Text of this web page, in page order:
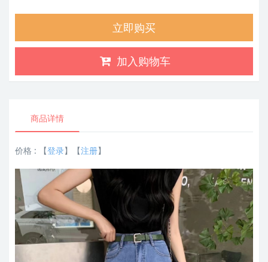
立即购买
加入购物车
商品详情
价格 : 【登录】【注册】